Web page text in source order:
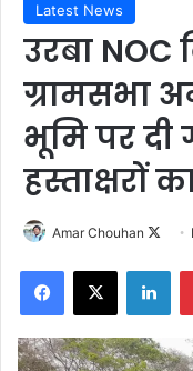
Latest News
उरबा NOC
ग्रामसभा
भूमि पर दी
हस्ताक्षरों
Amar Chouhan
Facebook
X